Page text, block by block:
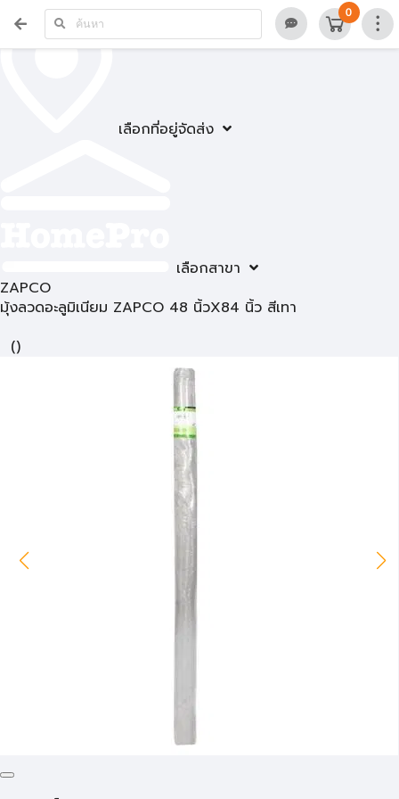
เลือกที่อยู่จัดส่ง
เลือกสาขา
0
ZAPCO
มุ้งลวดอะลูมิเนียม ZAPCO 48 นิ้วX84 นิ้ว สีเทา
()